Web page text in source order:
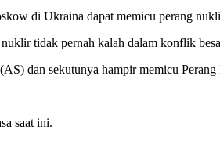
di Ukraina dapat memicu perang
tidak pernah kalah dalam konflik
dan sekutunya hampir memicu
saat ini.